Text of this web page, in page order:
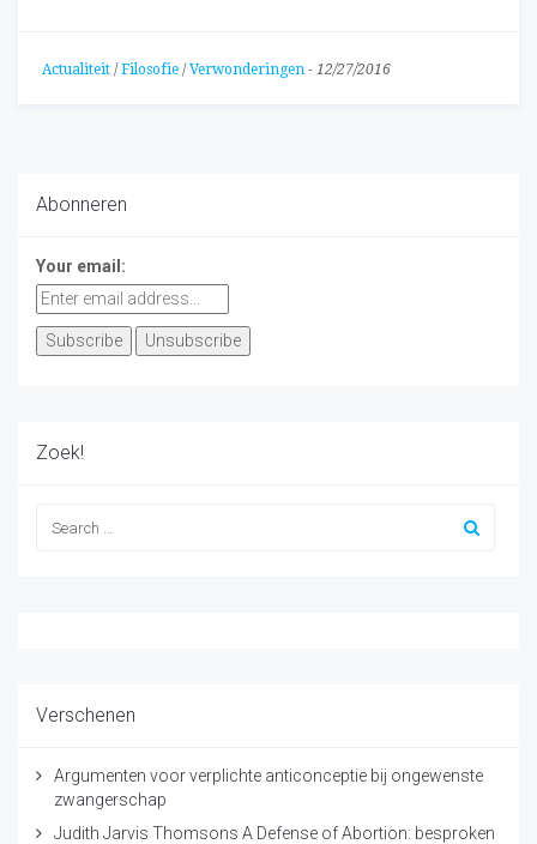
Actualiteit / Filosofie / Verwonderingen - 12/27/2016
Abonneren
Your email:
Zoek!
Verschenen
Argumenten voor verplichte anticonceptie bij ongewenste
zwangerschap
Judith Jarvis Thomsons A Defense of Abortion: besproken